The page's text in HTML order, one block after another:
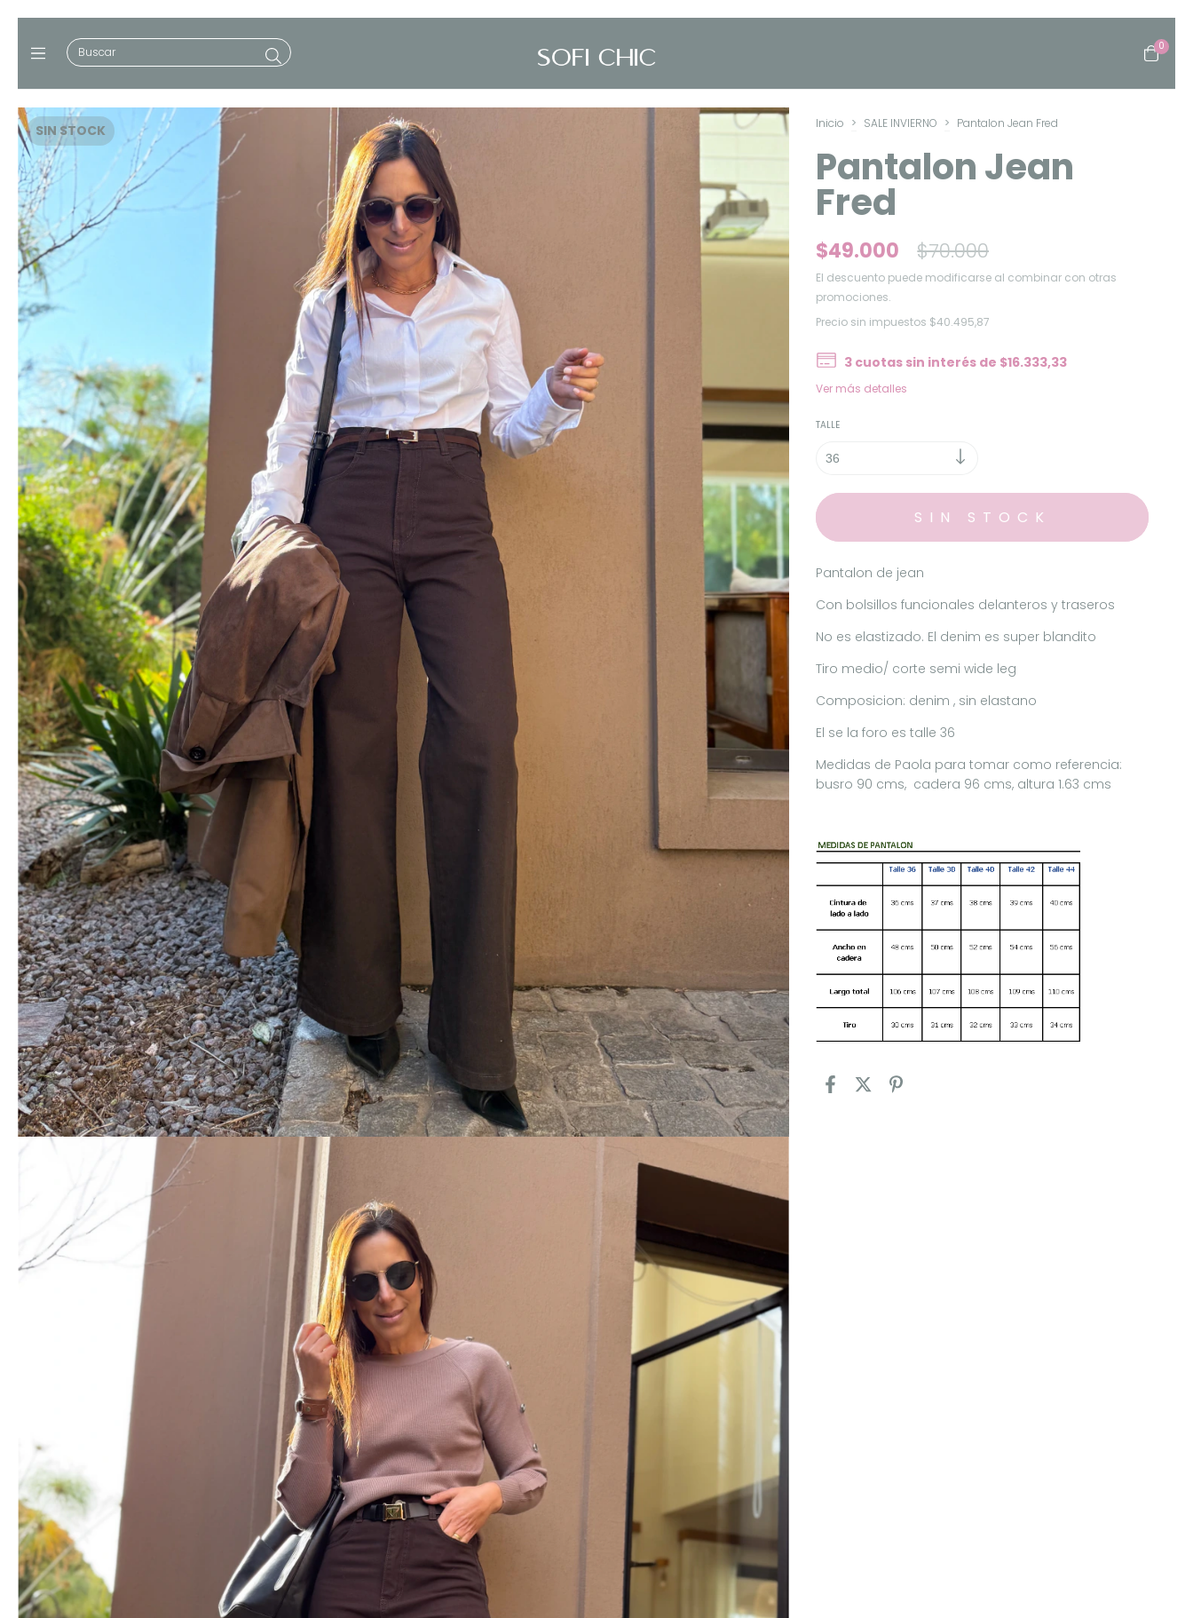
0
SIN STOCK Inicio > SALE INVIERNO > Pantalon Jean Fred
Pantalon Jean
Fred
$49.000 $70.000
El descuento puede modificarse al combinar con otras
promociones.
Precio sin impuestos $40.495,87
3 cuotas sin interés de $16.333,33
Ver más detalles
TALLE
Pantalon de jean
Con bolsillos funcionales delanteros y traseros
No es elastizado. El denim es super blandito
Tiro medio/ corte semi wide leg
Composicion: denim , sin elastano
El se la foro es talle 36
Medidas de Paola para tomar como referencia:
busro 90 cms, cadera 96 cms, altura 1.63 cms